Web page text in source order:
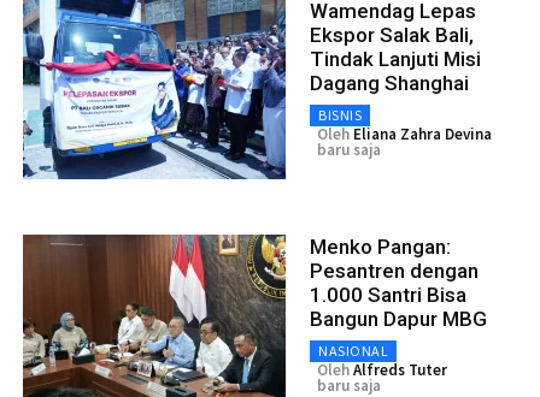
Wamendag Lepas
Ekspor Salak Bali,
Tindak Lanjuti Misi
Dagang Shanghai
BISNIS
Oleh Eliana Zahra Devina
baru saja
Menko Pangan:
Pesantren dengan
1.000 Santri Bisa
Bangun Dapur MBG
NASIONAL
OlehAlfreds Tuter
baru saja